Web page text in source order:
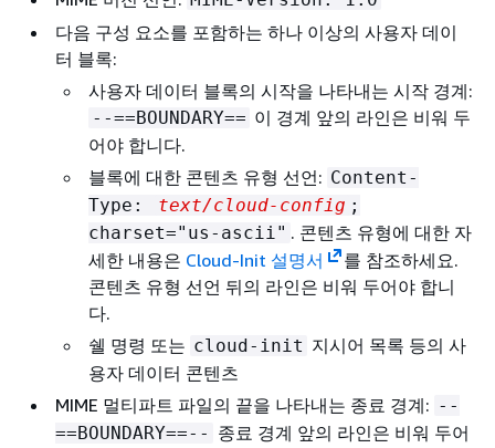
다음 구성 요소를 포함하는 하나 이상의 사용자 데이
터 블록:
사용자 데이터 블록의 시작을 나타내는 시작 경계:
--==BOUNDARY== 이 경계 앞의 라인은 비워 두
어야 합니다.
블록에 대한 콘텐츠 유형 선언: Content-
Type:
text/cloud-config ;
charset="us-ascii" . 콘텐츠 유형에 대한 자
세한 내용은 Cloud-Init 설명서
를 참조하세요.
콘텐츠 유형 선언 뒤의 라인은 비워 두어야 합니
다.
쉘 명령 또는 cloud-init 지시어 목록 등의 사
용자 데이터 콘텐츠
MIME 멀티파트 파일의 끝을 나타내는 종료 경계: --
==BOUNDARY==-- 종료 경계 앞의 라인은 비워 두어